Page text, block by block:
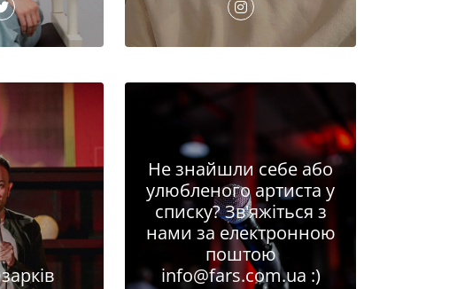
Не знайшли себе або
улюбленого артиста у
списку? Зв'яжіться з
нами за електронною
поштою
info@fars.com.ua :)